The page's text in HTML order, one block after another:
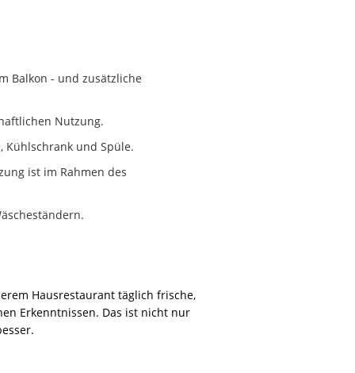
Balkon - und zusätzliche
Nutzung.
Kühlschrank und Spüle.
ist im Rahmen des
Hausrestaurant täglich frische,
Erkenntnissen. Das ist nicht nur